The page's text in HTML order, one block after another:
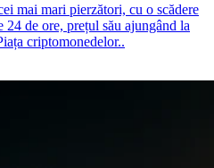
mai mari pierzători, cu o scădere
de ore, prețul său ajungând la
criptomonedelor..